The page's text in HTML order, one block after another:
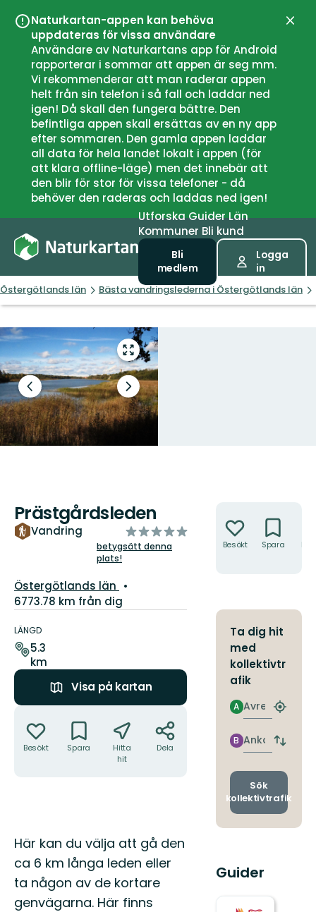
Naturkartan-appen kan behöva
uppdateras för vissa användare
Användare av Naturkartans app för Android
rapporterar i sommar att appen är seg mm.
Vi rekommenderar att man raderar appen
helt från sin telefon i så fall och laddar ned
igen! Då skall den fungera bättre. Den
befintliga appen skall ersättas av en ny app
efter sommaren. Den gamla appen laddar
all data för hela landet lokalt i appen (för
att klara offline-läge) men det innebär att
den blir för stor för vissa telefoner - då
behöver den raderas och laddas ned igen!
UtforskaGuiderLän
Kommuner Bli kund
Bli
medlem
Logga
in
Östergötlands län Bästa vandringslederna i Östergötlands län
Gå
till
helskärmsläge
Föregående
bild
Nästa
bildspel
Prästgårdsleden
Vandring
av
5
betygsätt denna
plats!
Län:
Östergötlands län
6773.78 km från dig
Information
om
leden
LÄNGD
5.3
km
Visa på kartan
Besökt Spara
Hitta
hit
Dela
Beskrivning
Här kan du välja att gå den
ca 6 km långa leden eller
ta någon av de kortare
genvägarna. Här finns
Besökt Spara
Ta dig hit
med
kollektivtr
afik
Avresa
A
Hitta
Ankomst
B
Byt
och
Sök
kollektivtrafik
Guider